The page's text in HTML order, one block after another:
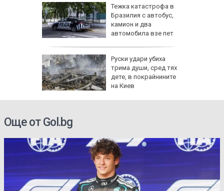
Тежка катастрофа в
Бразилия с автобус,
камион и два
автомобила взе пет
Руски удари убиха
трима души, сред тях
дете, в покрайнините
на Киев
Още от Gol.bg